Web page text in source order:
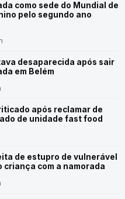
como sede do Mundial de
pelo segundo ano
desaparecida após sair
em Belém
após reclamar de
de unidade fast food
de estupro de vulnerável
com a namorada